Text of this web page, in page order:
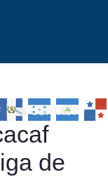
CONTACTO
de